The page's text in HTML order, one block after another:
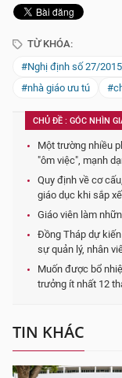
TỪ KHÓA:
#Nghị định số 27/
#nhà giáo ưu tú
CHỦ ĐỀ : GÓC NHÌN
Một trường nhiều
"ôm việc", mạnh
Quy định về cơ
giáo dục khi sắp
Giáo viên làm
Đồng Tháp dự
sự quản lý, nhân
Muốn được bổ
trưởng ít nhất 12
TIN KHÁC